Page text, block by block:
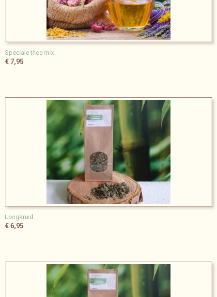
Speciale thee mix
€ 7,95
Longkruid
€ 6,95